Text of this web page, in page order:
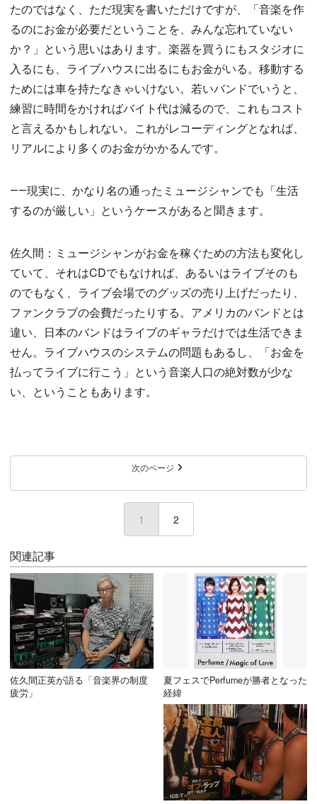
たのではなく、ただ現実を書いただけですが、「音楽を作
るのにお金が必要だということを、みんな忘れていない
か？」という思いはあります。楽器を買うにもスタジオに
入るにも、ライブハウスに出るにもお金がいる。移動する
ためには車を持たなきゃいけない。若いバンドでいうと、
練習に時間をかければバイト代は減るので、これもコスト
と言えるかもしれない。これがレコーディングとなれば、
リアルにより多くのお金がかかるんです。
――現実に、かなり名の通ったミュージシャンでも「生活
するのが厳しい」というケースがあると聞きます。
佐久間：ミュージシャンがお金を稼ぐための方法も変化し
ていて、それはCDでもなければ、あるいはライブそのも
のでもなく、ライブ会場でのグッズの売り上げだったり、
ファンクラブの会費だったりする。アメリカのバンドとは
違い、日本のバンドはライブのギャラだけでは生活できま
せん。ライブハウスのシステムの問題もあるし、「お金を
払ってライブに行こう」という音楽人口の絶対数が少な
い、ということもあります。
次のページ
1 (current)
2
関連記事
佐久間正英が語る「音楽界の制度
疲労」
夏フェスでPerfumeが勝者となった
経緯